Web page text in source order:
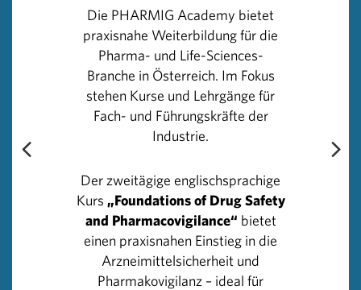
Allein in Österreich wurden lautMeldung des
Bundesministeriums für Inneresgefälschte
Medikamente, darunter Anabolika in Form von 255.100
Pillen, 10.750 Ampullen und 140.400 Packungen,
sichergestellt. Dazu kommen Drogenersatzstoffe in
2.600 und Potenzmittel in 37.860 Packungen.
Handwerk zu legen, ist auf Arzneimittel aus dubiosen
Quellen gänzlich zu verzichten. Wem seine eigene
Gesundheit wichtig ist, sollte Medikamente
ausschließlich in Apotheken oder bei zertifizierten
Online-Apotheken beziehen.“
Die PHARMIG Academy bietet
praxisnahe Weiterbildung für die
Pharma- und Life-Sciences-
Branche in Österreich. Im Fokus
stehen Kurse und Lehrgänge für
Fach- und Führungskräfte der
Industrie.
Der zweitägige englischsprachige
Kurs „Foundations of Drug Safety
and Pharmacovigilance“ bietet
einen praxisnahen Einstieg in die
Arzneimittelsicherheit und
Pharmakovigilanz – ideal für